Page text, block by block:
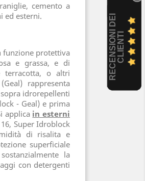
cemento a
ed esterni.
funzione protettiva
e grassa, e di
terracotta, o altri
rappresenta
idrorepellenti
- Geal) e prima
applica in esterni
Super Idroblock
di risalita e
superficiale
la
con detergenti
R
E
C
E
N
S
I
ON
I
D
E
I
C
L
I
E
N
TI